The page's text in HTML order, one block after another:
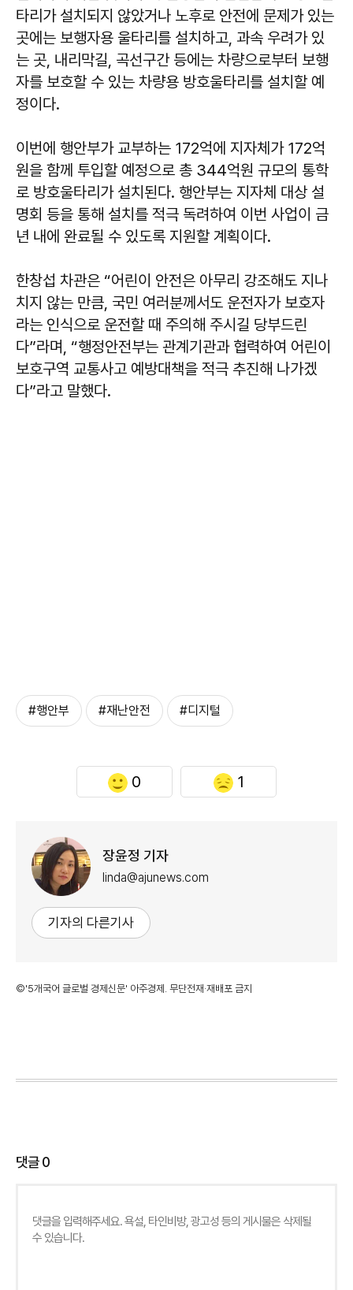
타리가 설치되지 않았거나 노후로 안전에 문제가 있는
곳에는 보행자용 울타리를 설치하고, 과속 우려가 있
는 곳, 내리막길, 곡선구간 등에는 차량으로부터 보행
자를 보호할 수 있는 차량용 방호울타리를 설치할 예
정이다.
이번에 행안부가 교부하는 172억에 지자체가 172억
원을 함께 투입할 예정으로 총 344억원 규모의 통학
로 방호울타리가 설치된다. 행안부는 지자체 대상 설
명회 등을 통해 설치를 적극 독려하여 이번 사업이 금
년 내에 완료될 수 있도록 지원할 계획이다.
한창섭 차관은 “어린이 안전은 아무리 강조해도 지나
치지 않는 만큼, 국민 여러분께서도 운전자가 보호자
라는 인식으로 운전할 때 주의해 주시길 당부드린
다”라며, “행정안전부는 관계기관과 협력하여 어린이
보호구역 교통사고 예방대책을 적극 추진해 나가겠
다”라고 말했다.
#행안부 #재난안전 #디지털
0 1
장윤정 기자
linda@ajunews.com
기자의 다른기사
©'5개국어 글로벌 경제신문' 아주경제. 무단전재·재배포 금지
댓글0